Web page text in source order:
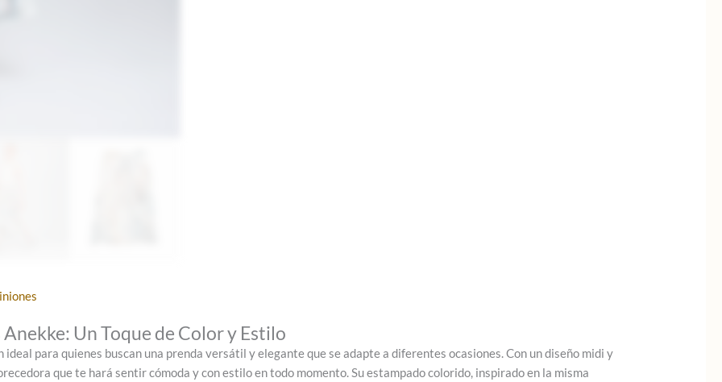
Un Toque de Color y Estilo
ideal para quienes buscan una prenda versátil y elegante que se adapte a diferentes ocasiones. Con un diseño midi y
que te hará sentir cómoda y con estilo en todo momento. Su estampado colorido, inspirado en la misma